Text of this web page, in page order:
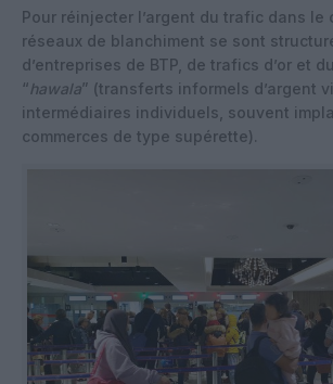
Pour réinjecter l’argent du trafic dans le
réseaux de blanchiment se sont
d’entreprises de BTP, de trafics d’or et
“hawala” (transferts informels d’argent
intermédiaires individuels, souvent
commerces de type supérette).